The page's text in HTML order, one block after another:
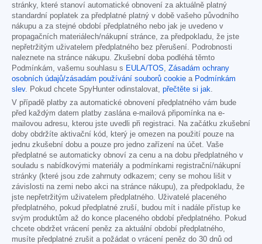
stránky, které stanoví automatické obnovení za aktuálně platný
standardní poplatek za předplatné platný v době vašeho původního
nákupu a za stejné období předplatného nebo jak je uvedeno v
propagačních materiálech/nákupní stránce, za předpokladu, že jste
nepřetržitým uživatelem předplatného bez přerušení. Podrobnosti
naleznete na stránce nákupu. Zkušební doba podléhá těmto
Podmínkám, vašemu souhlasu s EULA/TOS
Zásadám ochrany
osobních údajů/zásadám používání souborů cookie a Podmínkám
slev. Pokud chcete SpyHunter odinstalovat, přečtěte si jak
V případě platby za automatické obnovení předplatného vám bude
před každým datem platby zaslána e-mailová připomínka na e-
mailovou adresu, kterou jste uvedli při registraci. Na začátku zkušební
doby obdržíte aktivační kód, který je omezen na použití pouze na
jednu zkušební dobu a pouze pro jedno zařízení na účet. Vaše
předplatné se automaticky obnoví za cenu a na dobu předplatného v
souladu s nabídkovými materiály a podmínkami registrační/nákupní
stránky (které jsou zde zahrnuty odkazem; ceny se mohou lišit v
závislosti na zemi nebo akci na stránce nákupu), za předpokladu, že
jste nepřetržitým uživatelem předplatného. Uživatelé placeného
předplatného, pokud předplatné zruší, budou mít i nadále přístup ke
svým produktům až do konce placeného období předplatného. Pokud
chcete obdržet vrácení peněz za aktuální období předplatného,
musíte předplatné zrušit a požádat o vrácení peněz do 30 dnů od